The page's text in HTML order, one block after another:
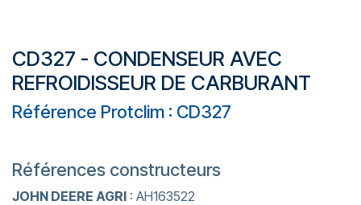
CD327 - CONDENSEUR AVEC
REFROIDISSEUR DE CARBURANT
Référence Protclim : CD327
Références constructeurs
JOHN DEERE AGRI : AH163522